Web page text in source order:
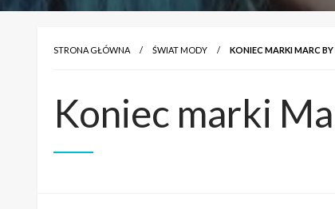
STRONA GŁÓWNA ŚWIAT MODY KONIEC MARKI MARC
Koniec marki